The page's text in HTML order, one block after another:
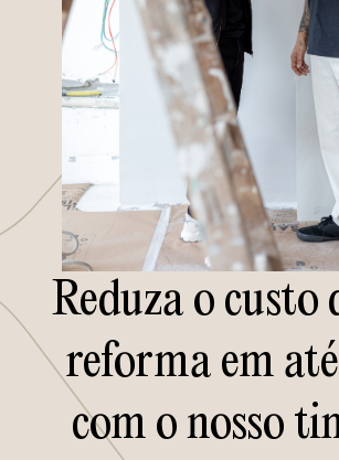
Reduza o custo
reforma em
com o nosso